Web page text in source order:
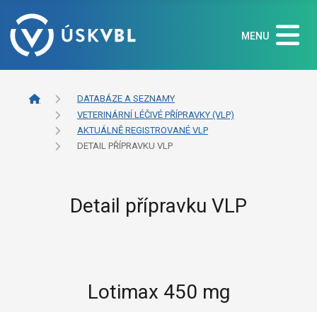
MENU
DATABÁZE A SEZNAMY
VETERINÁRNÍ LÉČIVÉ PŘÍPRAVKY (VLP)
AKTUÁLNĚ REGISTROVANÉ VLP
DETAIL PŘÍPRAVKU VLP
Detail přípravku VLP
Lotimax 450 mg